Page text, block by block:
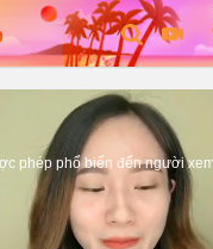
phép phổ biến đến người